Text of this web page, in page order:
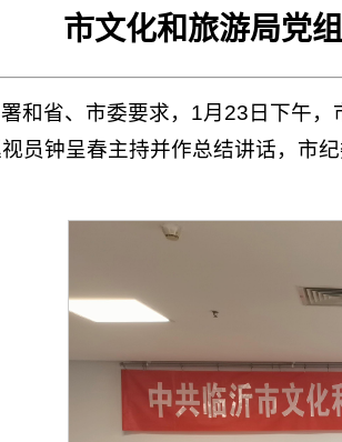
市文化和旅游局党
和省、市委要求，1月23日下午
员钟呈春主持并作总结讲话，市